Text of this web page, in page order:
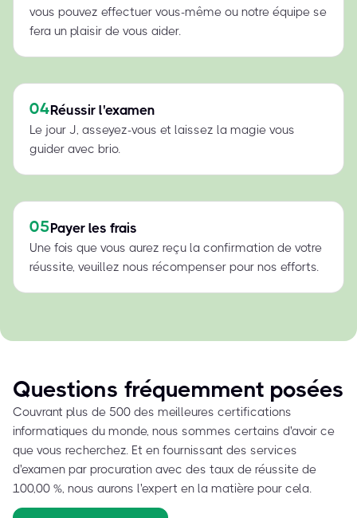
vous pouvez effectuer vous-même ou notre équipe se
fera un plaisir de vous aider.
04Réussir l'examen
Le jour J, asseyez-vous et laissez la magie vous
guider avec brio.
05Payer les frais
Une fois que vous aurez reçu la confirmation de votre
réussite, veuillez nous récompenser pour nos efforts.
Questions fréquemment posées
Couvrant plus de 500 des meilleures certifications
informatiques du monde, nous sommes certains d'avoir ce
que vous recherchez. Et en fournissant des services
d'examen par procuration avec des taux de réussite de
100,00 %, nous aurons l'expert en la matière pour cela.